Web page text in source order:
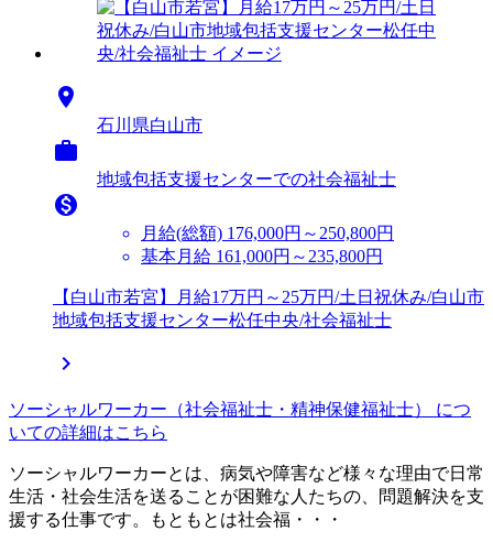

石川県白山市

地域包括支援センターでの社会福祉士

月給(総額) 176,000円～250,800円
基本月給 161,000円～235,800円
【白山市若宮】月給17万円～25万円/土日祝休み/白山市
地域包括支援センター松任中央/社会福祉士

ソーシャルワーカー（社会福祉士・精神保健福祉士） につ
いての詳細はこちら
ソーシャルワーカーとは、病気や障害など様々な理由で日常
生活・社会生活を送ることが困難な人たちの、問題解決を支
援する仕事です。もともとは社会福・・・